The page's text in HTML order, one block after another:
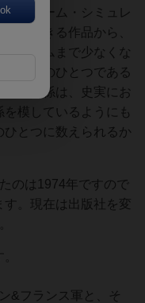
ォーゲーム・シミュレ
ができる作品から、
グゲームまで少なくな
ゲームのひとつである
の関係は、史実にお
を模しているようにも
ひとつに数えられるか
のは1974年ですので
。現在は出版社を変
&フランス軍と、そ